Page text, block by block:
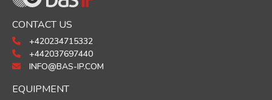
CONTACT US
+420234715332
+442037697440
INFO@BAS-IP.COM
EQUIPMENT